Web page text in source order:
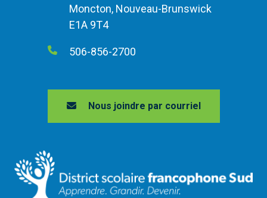
Moncton, Nouveau-Brunswick
E1A 9T4
506-856-2700
Nous joindre par courriel